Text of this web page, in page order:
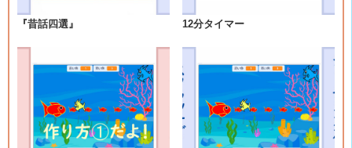
シ
ョ
『昔話四選』 12分タイマー